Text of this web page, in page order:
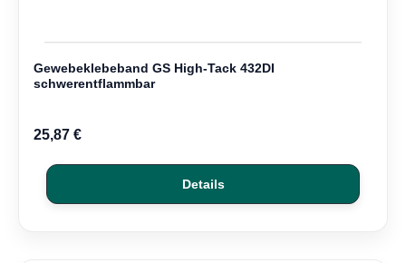
Gewebeklebeband GS High-Tack 432DI
schwerentflammbar
25,87 €
Details